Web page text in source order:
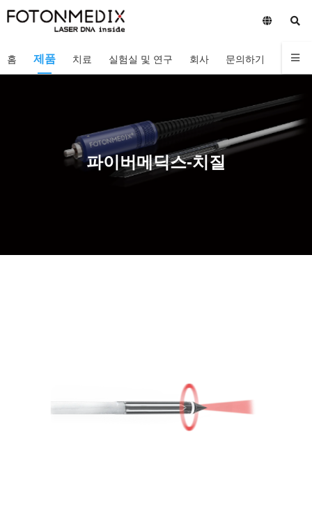
홈 제품 치료 실험실 및 연구 회사 문의하기
파이버메딕스-치질